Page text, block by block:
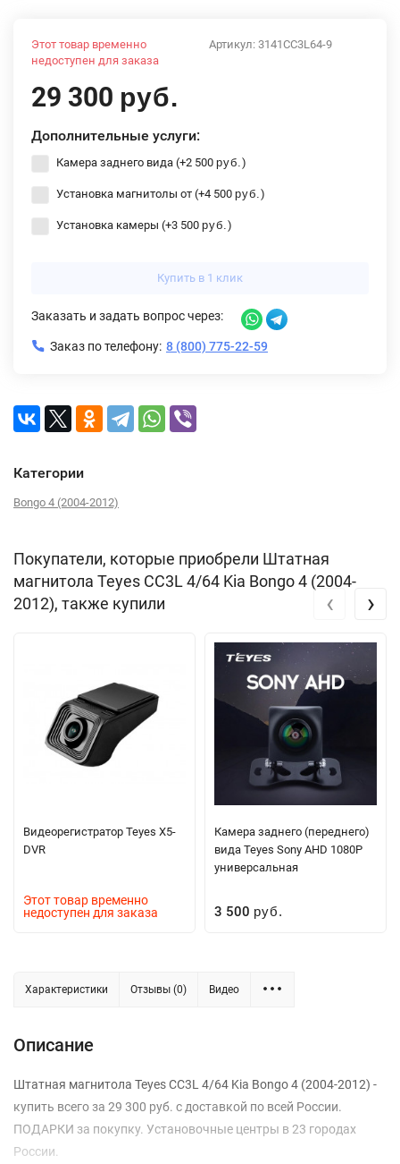
Артикул: 3141CC3L64-9
Этот товар временно
недоступен для заказа
29 300 руб.
Дополнительные услуги:
Камера заднего вида (+2 500 руб. )
Установка магнитолы от (+4 500 руб. )
Установка камеры (+3 500 руб. )
Купить в 1 клик
Заказать и задать вопрос через:
Заказ по телефону: 8 (800) 775-22-59
Категории
Bongo 4 (2004-2012)
Покупатели, которые приобрели Штатная
магнитола Teyes CC3L 4/64 Kia Bongo 4 (2004-
2012), также купили
Видеорегистратор Teyes X5-
DVR
Этот товар временно
недоступен для заказа
Камера заднего (переднего)
вида Teyes Sony AHD 1080P
универсальная
3 500 руб.
‹ ›
Характеристики Отзывы (0) Видео
Описание
Штатная магнитола Teyes CC3L 4/64 Kia Bongo 4 (2004-2012) -
купить всего за 29 300 руб. с доставкой по всей России.
ПОДАРКИ за покупку. Установочные центры в 23 городах
России.